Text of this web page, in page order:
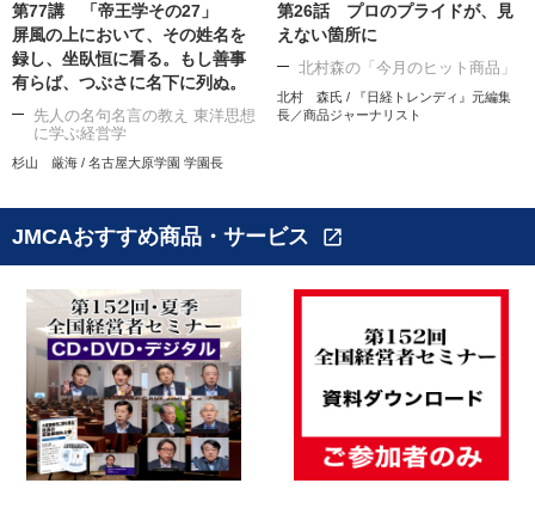
第77講 「帝王学その27」
屏風の上において、その姓名を
録し、坐臥恒に看る。もし善事
有らば、つぶさに名下に列ぬ。
先人の名句名言の教え 東洋思想
に学ぶ経営学
杉山 厳海 / 名古屋大原学園 学園長
第26話 プロのプライドが、見
えない箇所に
北村森の「今月のヒット商品」
北村 森氏 / 『日経トレンディ』元編集
長／商品ジャーナリスト
JMCAおすすめ商品・サービス open_in_new